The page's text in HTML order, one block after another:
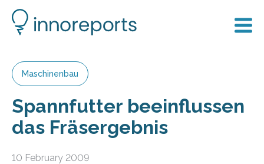
Maschinenbau
Spannfutter beeinflussen
das Fräsergebnis
10 February 2009